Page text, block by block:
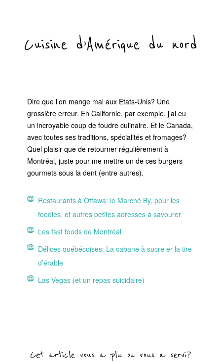
Cuisine d’Amérique du nord
Dire que l’on mange mal aux Etats-Unis? Une
grossière erreur. En Californie, par exemple, j’ai eu
un incroyable coup de foudre culinaire. Et le Canada,
avec toutes ses traditions, spécialités et fromages?
Quel plaisir que de retourner régulièrement à
Montréal, juste pour me mettre un de ces burgers
gourmets sous la dent (entre autres).
Restaurants à Ottawa: le Marché By, pour les
foodies, et autres petites adresses à savourer
Les fast foods de Montréal
Délices québécoises: La cabane à sucre er la tire
d’érable
Las Vegas (et un repas suicidaire)
Cet article vous a plu ou vous a servi?